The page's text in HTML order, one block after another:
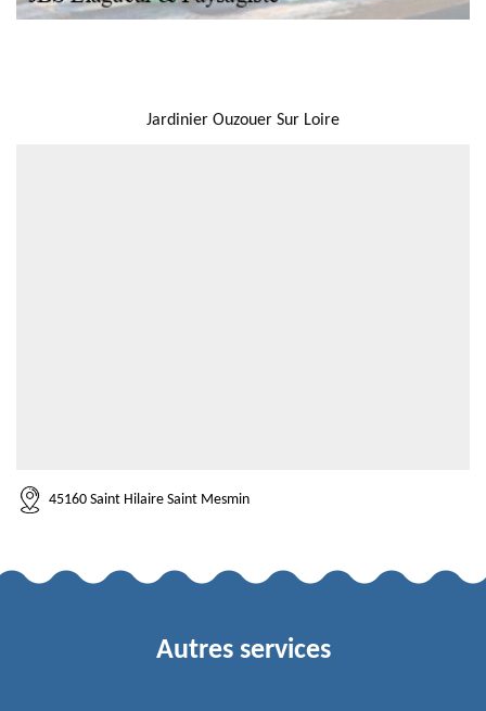
Jardinier Ouzouer Sur Loire
45160 Saint Hilaire Saint Mesmin
Autres services